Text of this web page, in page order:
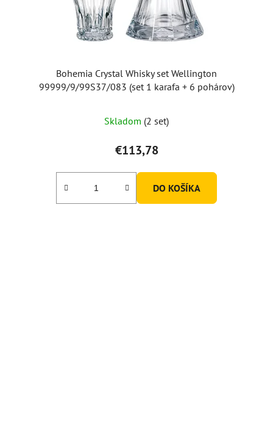
Bohemia Crystal Whisky set Wellington
99999/9/99S37/083 (set 1 karafa + 6 pohárov)
Skladom (2 set)
€113,78
DO KOŠÍKA